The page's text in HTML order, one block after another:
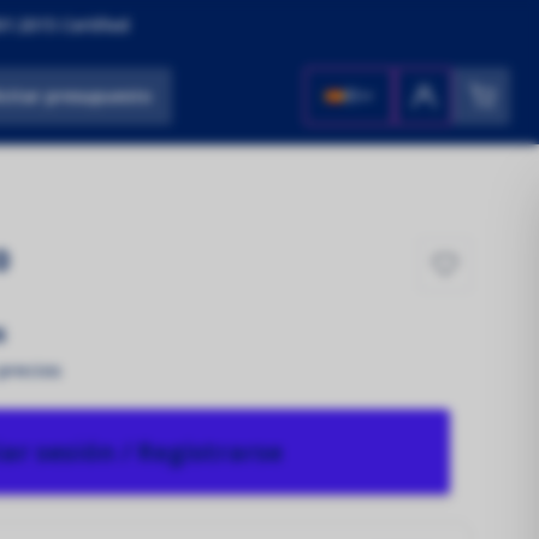
Certified
presupuesto ES
sesión / Registrarse